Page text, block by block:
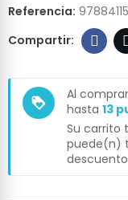
Referencia:
loyalty
Al
hasta 13
Su carrito
puede(n)